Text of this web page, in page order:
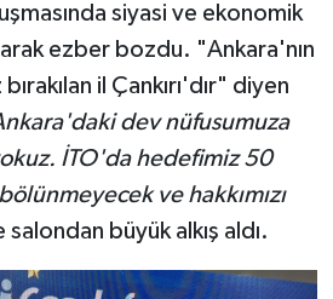
siyasi ve ekonomik
ezber bozdu. "Ankara'nın
il Çankırı'dır" diyen
dev nüfusumuza
İTO'da hedefimiz 50
ve hakkımızı
büyük alkış aldı.